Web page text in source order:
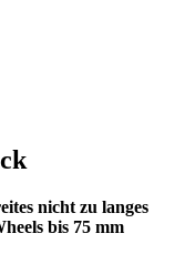
nicht zu langes
bis 75 mm